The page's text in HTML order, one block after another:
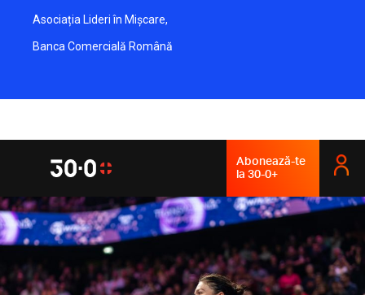
Asociația Lideri în Mișcare,
Banca Comercială Română
Abonează-te
la 30-0+